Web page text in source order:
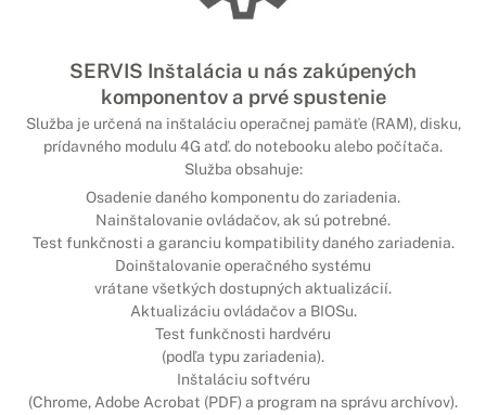
SERVIS Inštalácia u nás zakúpených
komponentov a prvé spustenie
Služba je určená na inštaláciu operačnej pamäťe (RAM), disku,
prídavného modulu 4G atď. do notebooku alebo počítača.
Služba obsahuje:
Osadenie daného komponentu do zariadenia.
Nainštalovanie ovládačov, ak sú potrebné.
Test funkčnosti a garanciu kompatibility daného zariadenia.
Doinštalovanie operačného systému
vrátane všetkých dostupných aktualizácií.
Aktualizáciu ovládačov a BIOSu.
Test funkčnosti hardvéru
(podľa typu zariadenia).
Inštaláciu softvéru
(Chrome, Adobe Acrobat (PDF) a program na správu archívov).